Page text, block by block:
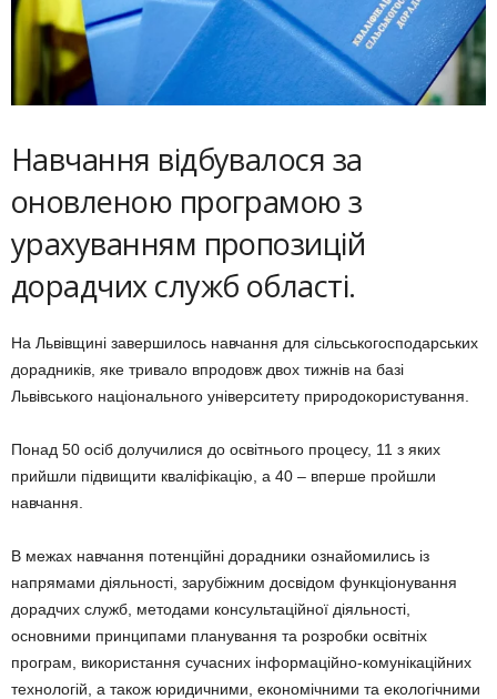
Навчання відбувалося за
оновленою програмою з
урахуванням пропозицій
дорадчих служб області.
На Львівщині завершилось навчання для сільськогосподарських
дорадників, яке тривало впродовж двох тижнів на базі
Львівського національного університету природокористування.
Понад 50 осіб долучилися до освітнього процесу, 11 з яких
прийшли підвищити кваліфікацію, а 40 – вперше пройшли
навчання.
В межах навчання потенційні дорадники ознайомились із
напрямами діяльності, зарубіжним досвідом функціонування
дорадчих служб, методами консультаційної діяльності,
основними принципами планування та розробки освітніх
програм, використання сучасних інформаційно-комунікаційних
технологій, а також юридичними, економічними та екологічними